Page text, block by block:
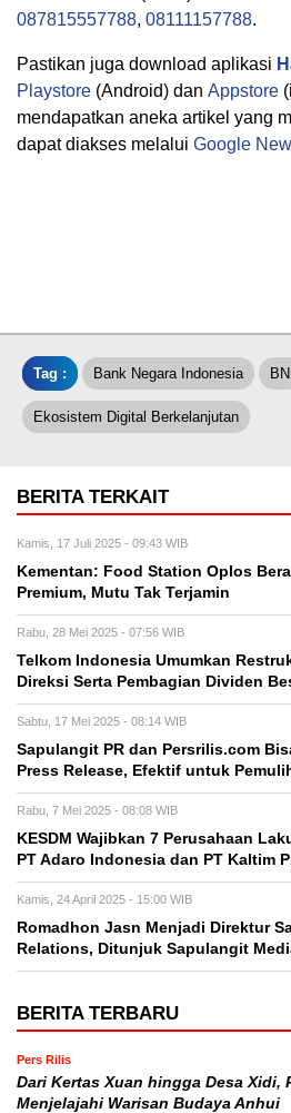
087815557788, 08111157788.
Pastikan juga download aplikasi
Playstore (Android) dan Appstore
mendapatkan aneka artikel yang
dapat diakses melalui Google
Tag : Bank Negara Indonesia BNI
Ekosistem Digital Berkelanjutan
BERITA TERKAIT
Kamis, 17 Juli 2025 - 09:43 WIB
Kementan: Food Station Oplos
Premium, Mutu Tak Terjamin
Rabu, 28 Mei 2025 - 07:56 WIB
Telkom Indonesia Umumkan
Direksi Serta Pembagian Dividen
Sabtu, 17 Mei 2025 - 08:14 WIB
Sapulangit PR dan Persrilis.com
Press Release, Efektif untuk
Rabu, 7 Mei 2025 - 08:08 WIB
KESDM Wajibkan 7 Perusahaan
PT Adaro Indonesia dan PT Kaltim
Kamis, 24 April 2025 - 15:00 WIB
Romadhon Jasn Menjadi Direktur
Relations, Ditunjuk Sapulangit
BERITA TERBARU
Pers Rilis
Dari Kertas Xuan hingga Desa Xidi,
Menjelajahi Warisan Budaya Anhui